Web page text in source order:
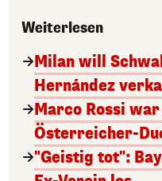
Weiterlesen
Milan will
Hernández
Marco Rossi
Österreicher-
"Geistig tot":